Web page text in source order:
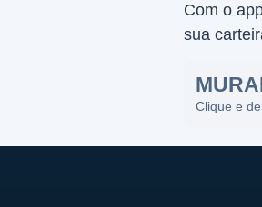
Com o
sua
Clique e